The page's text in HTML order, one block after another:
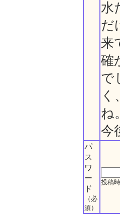
水
だ
来
確
で
ね
今
パ
ス
ワ
ー
ド
（必
須）
投稿